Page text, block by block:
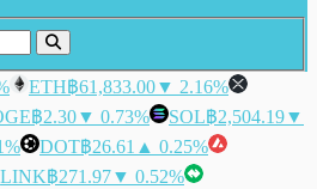
ETH฿61,833.00▼ 2.16%
฿2.30▼ 0.73% SOL฿2,504.19▼
DOT฿26.61 ▲ 0.25%
LINK฿271.97▼ 0.52%